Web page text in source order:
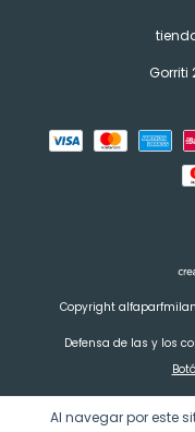
Al navegar por este
Gorriti
Copyright
Defensa de las y los